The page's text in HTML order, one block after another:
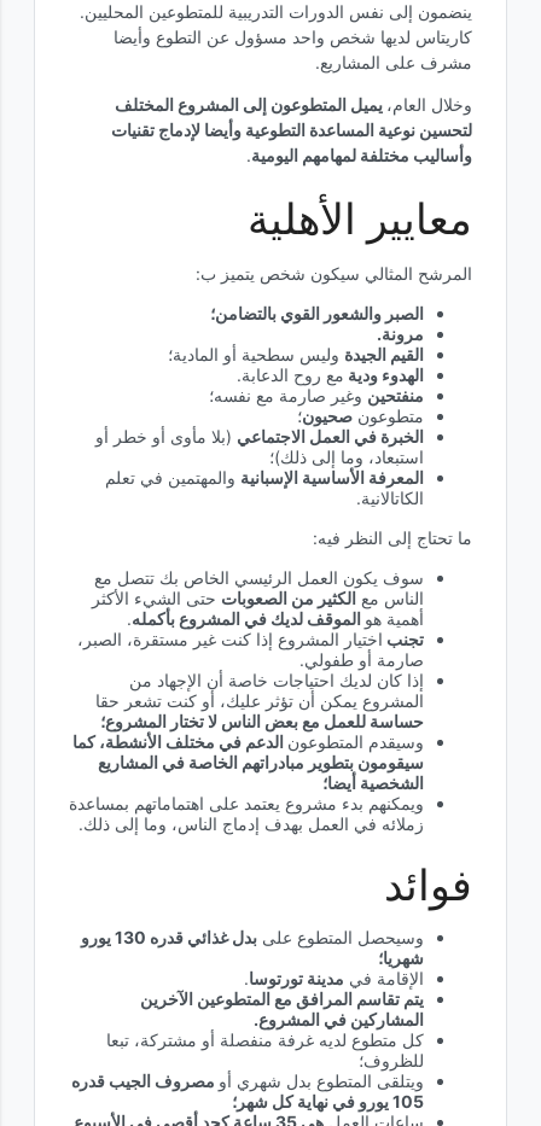
ينضمون إلى نفس الدورات التدريبية للمتطوعين المحليين.
كاريتاس لديها شخص واحد مسؤول عن التطوع وأيضا
مشرف على المشاريع.
وخلال العام، يميل المتطوعون إلى المشروع المختلف
لتحسين نوعية المساعدة التطوعية وأيضا لإدماج تقنيات
وأساليب مختلفة لمهامهم اليومية.
معايير الأهلية
المرشح المثالي سيكون شخص يتميز ب:
الصبر والشعور القوي بالتضامن؛
مرونة.
القيم الجيدة وليس سطحية أو المادية؛
الهدوء ودية مع روح الدعابة.
منفتحين وغير صارمة مع نفسه؛
متطوعون صحيون؛
الخبرة في العمل الاجتماعي (بلا مأوى أو خطر أو
استبعاد، وما إلى ذلك)؛
المعرفة الأساسية الإسبانية والمهتمين في تعلم
الكاتالانية.
ما تحتاج إلى النظر فيه:​
سوف يكون العمل الرئيسي الخاص بك تتصل مع
الناس مع الكثير من الصعوبات حتى الشيء الأكثر
أهمية هو الموقف لديك في المشروع بأكمله.
تجنب اختيار المشروع إذا كنت غير مستقرة، الصبر،
صارمة أو طفولي.
إذا كان لديك احتياجات خاصة أن الإجهاد من
المشروع يمكن أن تؤثر عليك، أو كنت تشعر حقا
حساسة للعمل مع بعض الناس لا تختار المشروع؛
وسيقدم المتطوعون الدعم في مختلف الأنشطة، كما
سيقومون بتطوير مبادراتهم الخاصة في المشاريع
الشخصية أيضا؛
ويمكنهم بدء مشروع يعتمد على اهتماماتهم بمساعدة
زملائه في العمل بهدف إدماج الناس، وما إلى ذلك.
فوائد​
وسيحصل المتطوع على
بدل غذائي قدره 130 يورو
شهريا؛
الإقامة في مدينة تورتوسا.
يتم تقاسم المرافق مع المتطوعين الآخرين
المشاركين في المشروع.
كل متطوع لديه غرفة منفصلة أو مشتركة، تبعا
للظروف؛
ويتلقى المتطوع بدل شهري أو مصروف الجيب قدره
105 يورو في نهاية كل شهر؛
ساعات العمل هي 35 ساعة كحد أقصى في الأسبوع